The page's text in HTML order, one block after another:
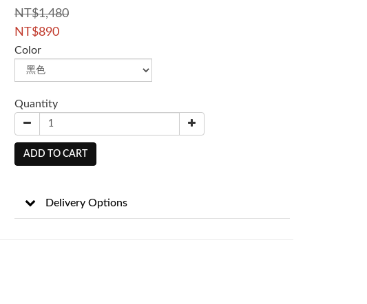
NT$1,480
NT$890
Color
Quantity
ADD TO CART
Delivery Options